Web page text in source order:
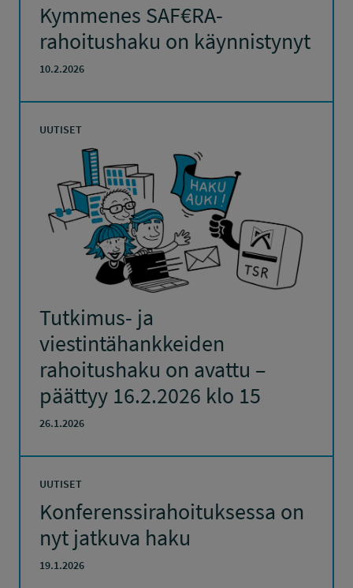
Kymmenes SAF€RA-
rahoitushaku on käynnistynyt
10.2.2026
UUTISET
Tutkimus- ja
viestintähankkeiden
rahoitushaku on avattu –
päättyy 16.2.2026 klo 15
26.1.2026
UUTISET
Konferenssirahoituksessa on
nyt jatkuva haku
19.1.2026